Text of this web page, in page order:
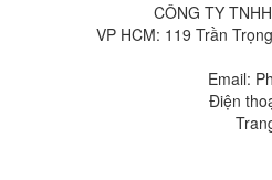
CÔNG TY
VP HCM: 119 Trần
Email:
Điện